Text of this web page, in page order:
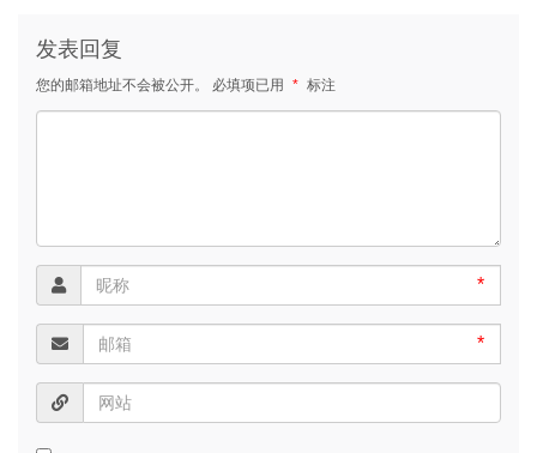
发表回复
您的邮箱地址不会被公开。 必填项已用 * 标注
*
*